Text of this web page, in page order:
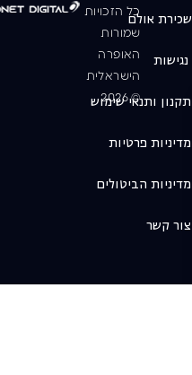
כל הזכויות
שמורות
האופרה
הישראלית
© 2026
שכירת אולם
נגישות
תקנון ותנאי שימוש
מדיניות פרטיות
מדיניות הביטולים
צור קשר